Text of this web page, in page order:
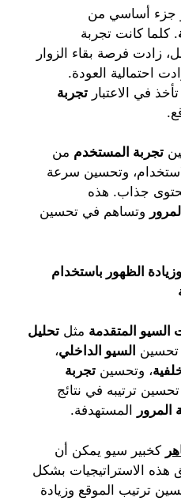
جزء أساسي من
. كلما كانت تجربة
زادت فرصة بقاء الزوار
احتمالية العودة.
في الاعتبار تجربة
تجربة المستخدم من
وتحسين سرعة
جذاب. هذه
وتساهم في تحسين
الظهور باستخدام
السيو المتقدمة مثل تحليل
تحسين السيو الداخلي،
، وتحسين تجربة
ترتيبه في نتائج
المرور المستهدفة.
كخبير سيو يمكن أن
الاستراتيجيات بشكل
ترتيب الموقع وزيادة